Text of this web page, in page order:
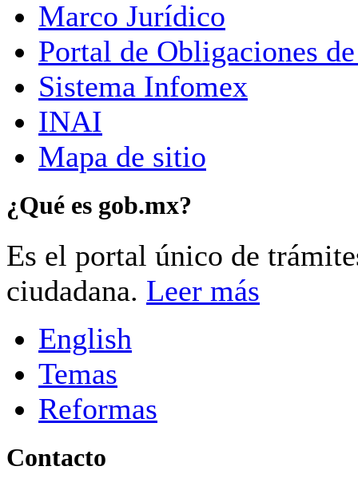
Marco Jurídico
Portal de Obligaciones
Sistema Infomex
INAI
Mapa de sitio
¿Qué es gob.mx?
Es el portal único de
ciudadana. Leer más
English
Temas
Reformas
Contacto